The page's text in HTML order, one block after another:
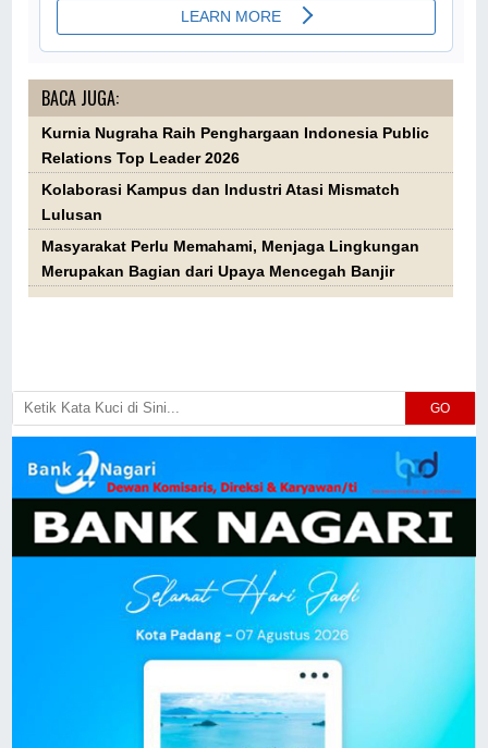
BACA JUGA:
Kurnia Nugraha Raih Penghargaan Indonesia Public
Relations Top Leader 2026
Kolaborasi Kampus dan Industri Atasi Mismatch
Lulusan
Masyarakat Perlu Memahami, Menjaga Lingkungan
Merupakan Bagian dari Upaya Mencegah Banjir
GO